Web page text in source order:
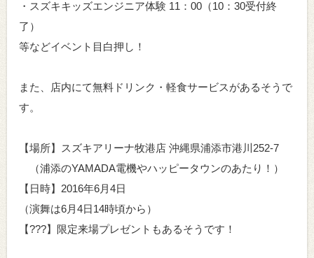
・スズキキッズエンジニア体験 11：00（10：30受付終
了）
等などイベント目白押し！
また、店内にて無料ドリンク・軽食サービスがあるそうで
す。
【場所】スズキアリーナ牧港店 沖縄県浦添市港川252-7
（浦添のYAMADA電機やハッピータウンのあたり！）
【日時】2016年6月4日
（演舞は6月4日14時頃から）
【???】限定来場プレゼントもあるそうです！